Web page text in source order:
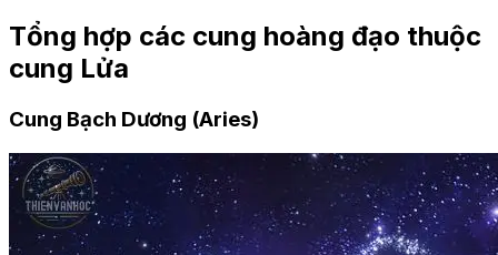
Tổng hợp các cung hoàng đạo thuộc
cung Lửa
Cung Bạch Dương (Aries)